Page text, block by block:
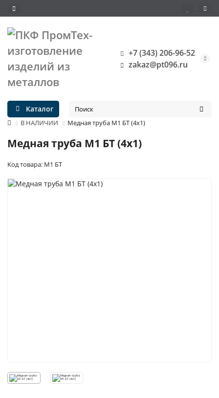
+7 (343) 206-96-52
zakaz@pt096.ru
Каталог
В НАЛИЧИИ Медная труба М1 БТ (4х1)
Медная труба М1 БТ (4х1)
Код товара: М1 БТ